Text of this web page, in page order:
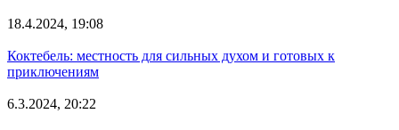
18.4.2024, 19:08
Коктебель: местность для сильных духом и готовых к
приключениям
6.3.2024, 20:22